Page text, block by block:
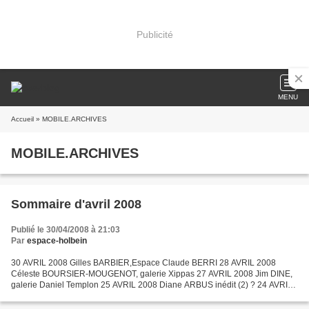
Publicité
MENU
Accueil » MOBILE.ARCHIVES
MOBILE.ARCHIVES
Sommaire d'avril 2008
Publié le 30/04/2008 à 21:03
Par espace-holbein
30 AVRIL 2008 Gilles BARBIER,Espace Claude BERRI 28 AVRIL 2008
Céleste BOURSIER-MOUGENOT, galerie Xippas 27 AVRIL 2008 Jim DINE,
galerie Daniel Templon 25 AVRIL 2008 Diane ARBUS inédit (2) ? 24 AVRIL